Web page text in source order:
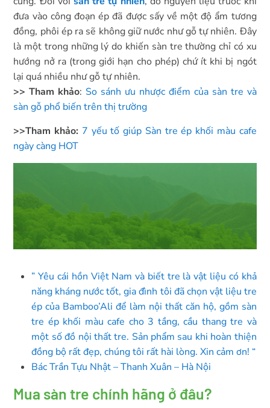
đưa vào công đoạn ép đã được sấy về một độ ẩm tương
đồng, phôi ép ra sẽ không giữ nước như gỗ tự nhiên. Đây
là một trong những lý do khiến sàn tre thường chỉ có xu
hướng nở ra (trong giới hạn cho phép) chứ ít khi bị ngót
lại quá nhiều như gỗ tự nhiên.
>> Tham khảo: So sánh ưu nhược điểm của sàn tre và
sàn gỗ phổ biến trên thị trường
>>Tham khảo: 7 yếu tố giúp Sàn tre ép khối màu cafe
ngày càng HOT
” Yêu cái hồn Việt Nam và biết tre là vật liệu có khả
năng kháng nước tốt, gia đình tôi đã chọn vật liệu tre
ép của Bamboo’Ali để làm nội thất căn hộ, gồm sàn
tre ép khối màu cafe cho 3 tầng, cầu thang tre và
một số đồ nội thất tre. Sản phẩm sau khi hoàn thiện
đồng bộ rất đẹp, chúng tôi rất hài lòng. Xin cảm ơn! “
Bác Trần Tựu Nhật – Thanh Xuân – Hà Nội
Mua sàn tre chính hãng ở đâu?